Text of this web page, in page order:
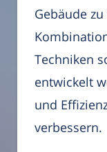
Gebäude
Techniken
entwickelt
und
verbessern.